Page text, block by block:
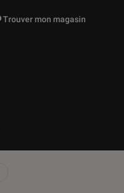
vous être proposées
Trouver mon magasin